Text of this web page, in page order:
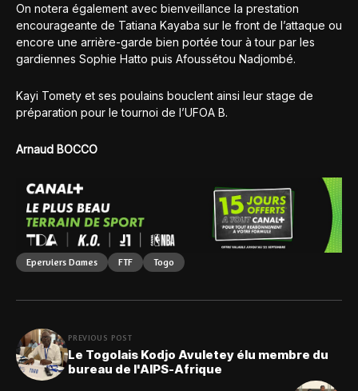
On notera également avec bienveillance la prestation
encourageante de Tatiana Kayaba sur le front de l’attaque ou
encore une arrière-garde bien portée tour à tour par les
gardiennes Sophie Hatto puis Afoussétou Nadjombé.
Kayi Tomety et ses poulains bouclent ainsi leur stage de
préparation pour le tournoi de l’UFOA B.
Arnaud BOCCO
Eperviers Dames FTF Togo
PREVIOUS POST
Le Togolais Kodjo Avuletey élu membre du
bureau de l'AIPS-Afrique